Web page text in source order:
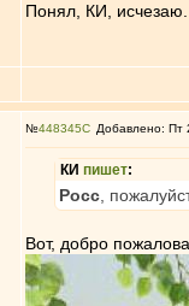
Понял, КИ, исчезаю.
№448345 Добавлено: Пт
КИ пишет:
Росс ,
Вот, добро